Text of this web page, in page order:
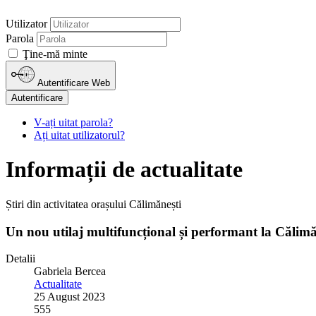
Utilizator
Parola
Ţine-mă minte
Autentificare Web
Autentificare
V-ați uitat parola?
Ați uitat utilizatorul?
Informații de actualitate
Știri din activitatea orașului Călimănești
Un nou utilaj multifuncțional și performant la
Detalii
Gabriela Bercea
Actualitate
25 August 2023
555